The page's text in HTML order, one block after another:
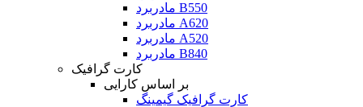
مادربرد B550
مادربرد A620
مادربرد A520
مادربرد B840
کارت گرافیک
بر اساس کارایی
کارت گرافیک گیمینگ